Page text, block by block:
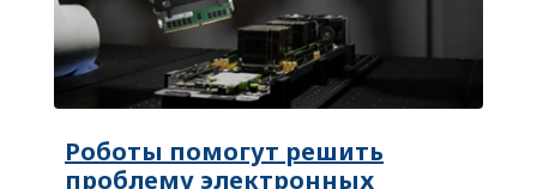
Роботы помогут решить
проблему электронных